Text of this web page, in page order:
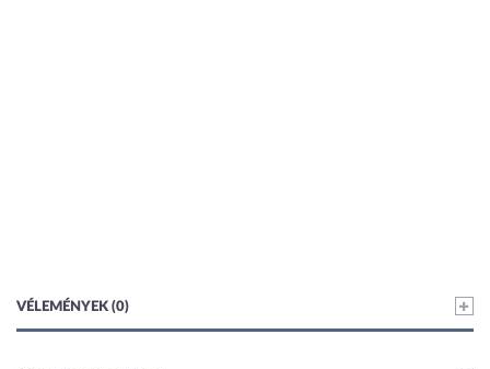
VÉLEMÉNYEK (0)